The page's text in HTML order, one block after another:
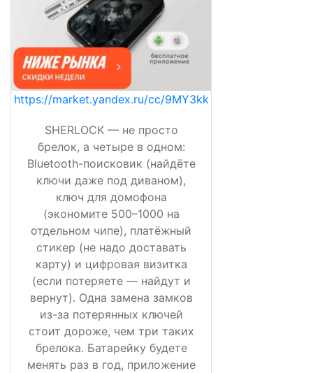
https://market.yandex.ru/cc/9MY3kk
SHERLOCK — не просто
брелок, а четыре в одном:
Bluetooth-поисковик (найдёте
ключи даже под диваном),
ключ для домофона
(экономите 500–1000 на
отдельном чипе), платёжный
стикер (не надо доставать
карту) и цифровая визитка
(если потеряете — найдут и
вернут). Одна замена замков
из-за потерянных ключей
стоит дороже, чем три таких
брелока. Батарейку будете
менять раз в год, приложение